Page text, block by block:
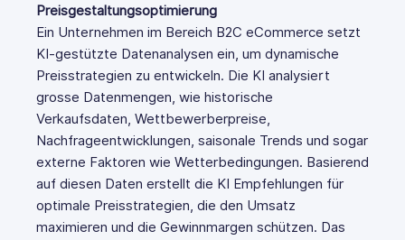
Preisgestaltungsoptimierung
Ein Unternehmen im Bereich B2C eCommerce setzt
KI-gestützte Datenanalysen ein, um dynamische
Preisstrategien zu entwickeln. Die KI analysiert
grosse Datenmengen, wie historische
Verkaufsdaten, Wettbewerberpreise,
Nachfrageentwicklungen, saisonale Trends und sogar
externe Faktoren wie Wetterbedingungen. Basierend
auf diesen Daten erstellt die KI Empfehlungen für
optimale Preisstrategien, die den Umsatz
maximieren und die Gewinnmargen schützen. Das